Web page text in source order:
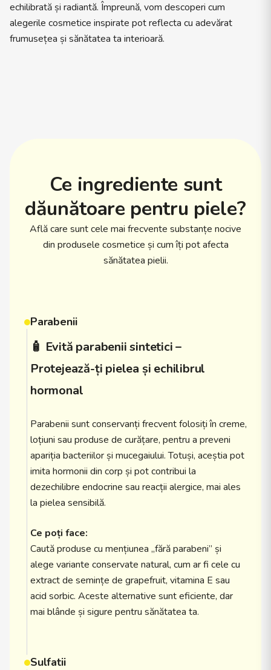
echilibrată și radiantă. Împreună, vom descoperi cum
alegerile cosmetice inspirate pot reflecta cu adevărat
frumusețea și sănătatea ta interioară.
Ce ingrediente sunt
dăunătoare pentru piele?
Află care sunt cele mai frecvente substanțe nocive
din produsele cosmetice și cum îți pot afecta
sănătatea pielii.
Parabenii
🧴 Evită parabenii sintetici –
Protejează-ți pielea și echilibrul
hormonal
Parabenii sunt conservanți frecvent folosiți în creme,
loțiuni sau produse de curățare, pentru a preveni
apariția bacteriilor și mucegaiului. Totuși, aceștia pot
imita hormonii din corp și pot contribui la
dezechilibre endocrine sau reacții alergice, mai ales
la pielea sensibilă.
Ce poți face:
Caută produse cu mențiunea „fără parabeni” și
alege variante conservate natural, cum ar fi cele cu
extract de semințe de grapefruit, vitamina E sau
acid sorbic. Aceste alternative sunt eficiente, dar
mai blânde și sigure pentru sănătatea ta.
Sulfatii